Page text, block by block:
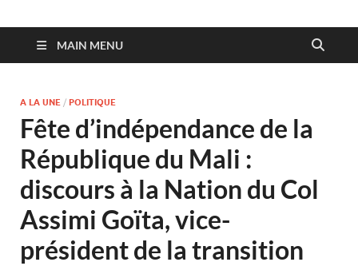
MAIN MENU
A LA UNE / POLITIQUE
Fête d’indépendance de la
République du Mali :
discours à la Nation du Col
Assimi Goïta, vice-
président de la transition